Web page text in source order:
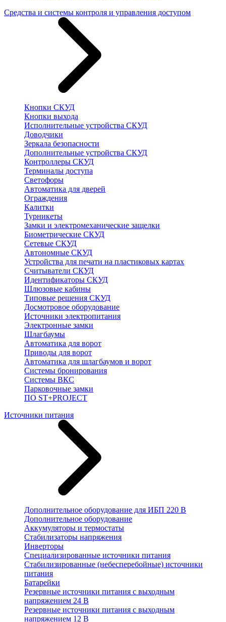
Средства и системы контроля и управления доступом
Кнопки СКУД
Кнопки выхода
Исполнительные устройства СКУД
Доводчики
Зеркала безопасности
Дополнительные устройства СКУД
Контроллеры СКУД
Терминалы доступа
Светофоры
Автоматика для дверей
Ограждения
Калитки
Турникеты
Замки и электромеханические защелки
Биометрические СКУД
Сетевые СКУД
Автономные СКУД
Устройства для печати на пластиковых картах
Считыватели СКУД
Идентификаторы СКУД
Шлюзовые кабины
Типовые решения СКУД
Досмотровое оборудование
Источники электропитания
Электронные замки
Шлагбаумы
Автоматика для ворот
Приводы для ворот
Автоматика для шлагбаумов и ворот
Системы бронирования
Системы ВКС
Парковочные замки
ПО ST+PROJECT
Источники питания
Дополнительное оборудование для ИБП 220 В
Дополнительное оборудование
Аккумуляторы и термостаты
Стабилизаторы напряжения
Инверторы
Специализированные источники питания
Стабилизированные (небесперебойные) источники
питания
Батарейки
Резервные источники питания с выходным
напряжением 24 В
Резервные источники питания с выходным
напряжением 12 В